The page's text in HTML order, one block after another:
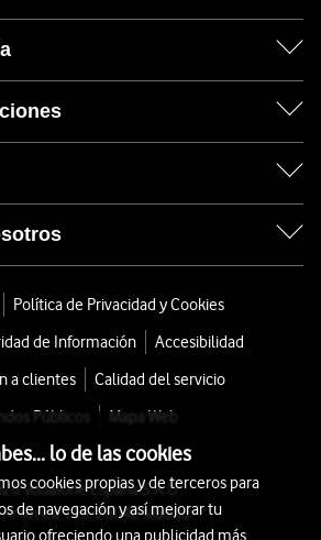
Política de Privacidad y Cookies
de Información
Accesibilidad
a clientes
Calidad del servicio
Públicos
Mapa Web
Vodafone España S.A.U.
América 115, 28042 Madrid
lo de las cookies
cookies propias y de terceros para
de navegación y así mejorar tu
ofreciendo una publicidad más